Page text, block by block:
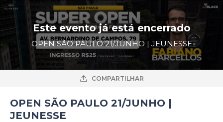
Este evento já está encerrado
OPEN SÃO PAULO 21/JUNHO | JEUNESSE
COMPARTILHAR
OPEN SÃO PAULO 21/JUNHO |
JEUNESSE